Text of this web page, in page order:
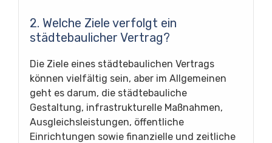
2. Welche Ziele verfolgt ein
städtebaulicher Vertrag?
Die Ziele eines städtebaulichen Vertrags
können vielfältig sein, aber im Allgemeinen
geht es darum, die städtebauliche
Gestaltung, infrastrukturelle Maßnahmen,
Ausgleichsleistungen, öffentliche
Einrichtungen sowie finanzielle und zeitliche